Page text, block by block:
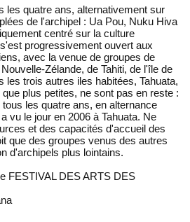
les quatre ans, alternativement sur
de l'archipel : Ua Pou, Nuku Hiva
centré sur la culture
progressivement ouvert aux
avec la venue de groupes de
Zélande, de Tahiti, de l'île de
les trois autres iles habitées, Tahuata,
plus petites, ne sont pas en reste :
les quatre ans, en alternance
vu le jour en 2006 à Tahuata. Ne
et des capacités d'accueil des
que des groupes venus des autres
d'archipels plus lointains.
FESTIVAL DES ARTS DES